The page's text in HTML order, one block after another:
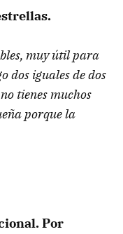
muy útil para
dos iguales de dos
tienes muchos
porque la
Por